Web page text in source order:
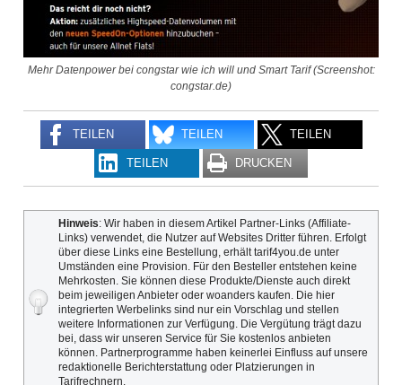
Mehr Datenpower bei congstar wie ich will und Smart Tarif (Screenshot:
congstar.de)
TEILEN TEILEN TEILEN
TEILEN DRUCKEN
Hinweis: Wir haben in diesem Artikel Partner-Links (Affiliate-
Links) verwendet, die Nutzer auf Websites Dritter führen. Erfolgt
über diese Links eine Bestellung, erhält tarif4you.de unter
Umständen eine Provision. Für den Besteller entstehen keine
Mehrkosten. Sie können diese Produkte/Dienste auch direkt
beim jeweiligen Anbieter oder woanders kaufen. Die hier
integrierten Werbelinks sind nur ein Vorschlag und stellen
weitere Informationen zur Verfügung. Die Vergütung trägt dazu
bei, dass wir unseren Service für Sie kostenlos anbieten
können. Partnerprogramme haben keinerlei Einfluss auf unsere
redaktionelle Berichterstattung oder Platzierungen in
Tarifrechnern.